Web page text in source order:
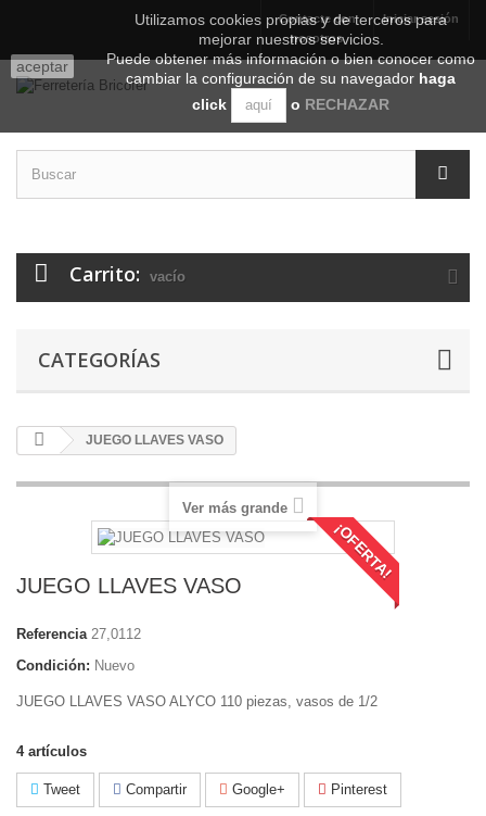
Iniciar sesión
Contacte con
nosotros
Carrito: vacío
CATEGORÍAS
JUEGO LLAVES VASO
¡OFERTA!
Ver más grande
JUEGO LLAVES VASO
Referencia 27,0112
Condición: Nuevo
JUEGO LLAVES VASO ALYCO 110 piezas, vasos de 1/2
4 artículos
Tweet Compartir Google+ Pinterest
aceptar
Utilizamos cookies propias y de terceros para
mejorar nuestros servicios.
Puede obtener más información o bien conocer como
cambiar la configuración de su navegador haga
click
aquí o RECHAZAR